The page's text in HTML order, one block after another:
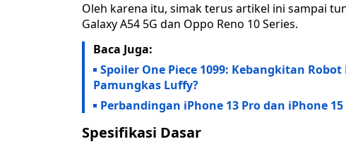
Oleh karena itu, simak terus artikel ini sampai
Galaxy A54 5G dan Oppo Reno 10 Series.
Baca Juga:
Spoiler One Piece 1099: Kebangkitan
Pamungkas Luffy?
Perbandingan iPhone 13 Pro dan iPhone
Spesifikasi Dasar